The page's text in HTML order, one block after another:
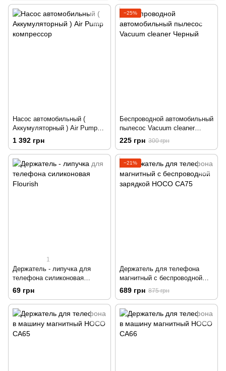
Насос автомобильный (
Аккумуляторный ) Air Pump
компрессор
1 392 грн
−25%
Беспроводной автомобильный
пылесос Vacuum cleaner
Черный
225 грн 300 грн
1
Держатель - липучка для
телефона силиконовая
Flourish
69 грн
−21%
Держатель для телефона
магнитный с беспроводной
зарядкой HOCO CA75
689 грн 875 грн